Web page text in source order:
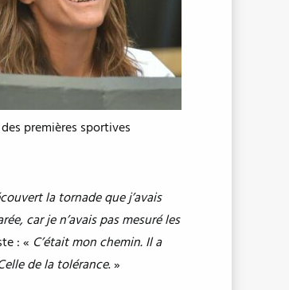
premières sportives
la tornade que j’avais
car je n’avais pas mesuré les
: « C’était mon chemin. Il a
de la tolérance. »